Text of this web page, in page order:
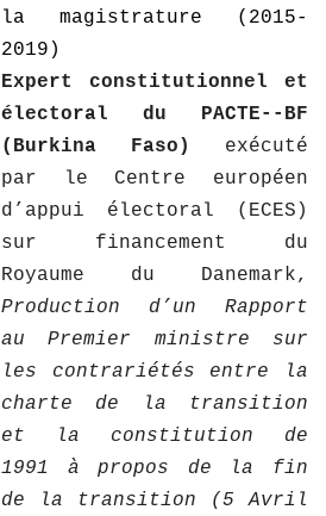
la magistrature (2015-
2019)
Expert constitutionnel et
électoral du PACTE--BF
(Burkina Faso) exécuté
par le Centre européen
d’appui électoral (ECES)
sur financement du
Royaume du Danemark,
Production d’un Rapport
au Premier ministre sur
les contrariétés entre la
charte de la transition
et la constitution de
1991 à propos de la fin
de la transition (5 Avril